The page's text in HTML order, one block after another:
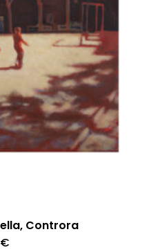
Controra
€